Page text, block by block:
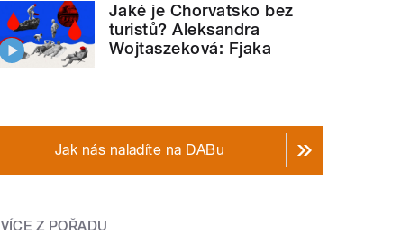
Jaké je Chorvatsko bez
turistů? Aleksandra
Wojtaszeková: Fjaka
Jak nás naladíte na DABu
VÍCE Z POŘADU